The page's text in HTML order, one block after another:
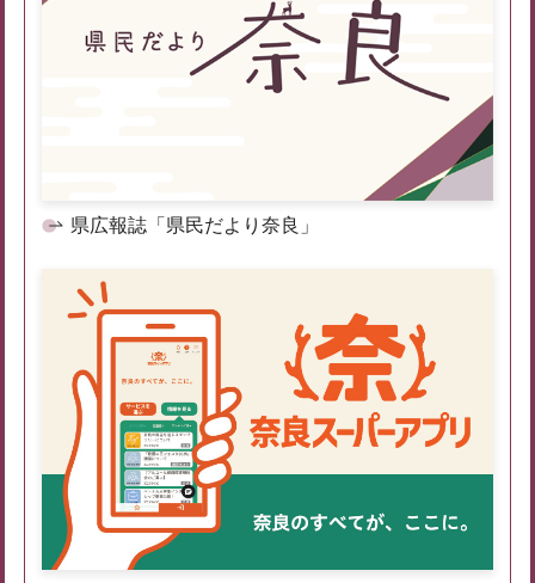
県広報誌「県民だより奈良」